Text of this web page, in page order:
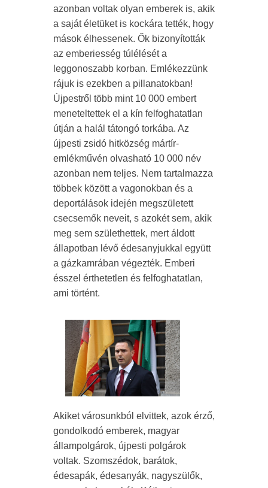
azonban voltak olyan emberek is, akik
a saját életüket is kockára tették, hogy
mások élhessenek. Ők bizonyították
az emberiesség túlélését a
leggonoszabb korban. Emlékezzünk
rájuk is ezekben a pillanatokban!
Újpestről több mint 10 000 embert
meneteltettek el a kín felfoghatatlan
útján a halál tátongó torkába. Az
újpesti zsidó hitközség mártír-
emlékművén olvasható 10 000 név
azonban nem teljes. Nem tartalmazza
többek között a vagonokban és a
deportálások idején megszületett
csecsemők neveit, s azokét sem, akik
meg sem születhettek, mert áldott
állapotban lévő édesanyjukkal együtt
a gázkamrában végezték. Emberi
ésszel érthetetlen és felfoghatatlan,
ami történt.
Akiket városunkból elvittek, azok érző,
gondolkodó emberek, magyar
állampolgárok, újpesti polgárok
voltak. Szomszédok, barátok,
édesapák, édesanyák, nagyszülők,